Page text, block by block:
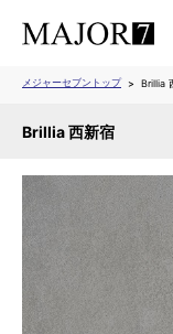
メジャーセブントップ Brillia
Brillia 西新宿